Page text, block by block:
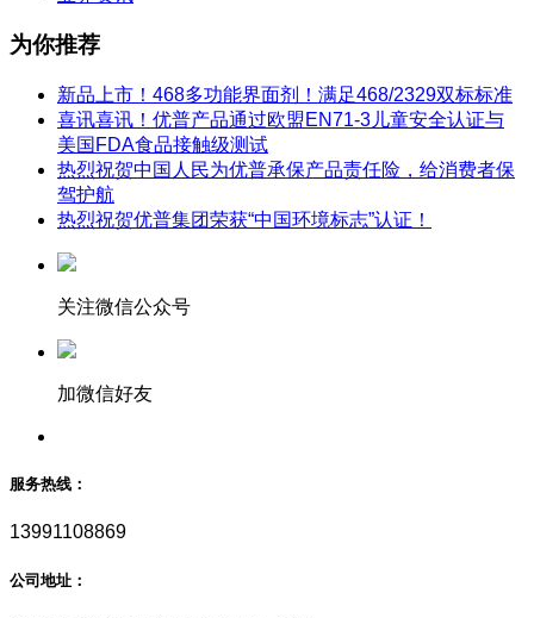
为你推荐
新品上市！468多功能界面剂！满足468/2329双标标准
喜讯喜讯！优普产品通过欧盟EN71-3儿童安全认证与
美国FDA食品接触级测试
热烈祝贺中国人民为优普承保产品责任险，给消费者保
驾护航
热烈祝贺优普集团荣获“中国环境标志”认证！
关注微信公众号
加微信好友
服务热线：
13991108869
公司地址：